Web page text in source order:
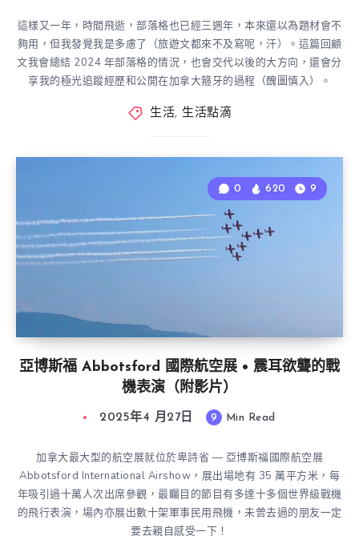
這樣又一年，時間飛逝，部落格也已經三週年，本來還以為題材會不
夠用，但我發覺我是多慮了（旅遊文都來不及寫呢，汗）。這篇回顧
文我會總結 2024 年部落格的情況，也會交代以後的大方向，還會分
享我的極光追蹤經歷和公開在加拿大箍牙的過程（醜圖慎入）。
生活,生活點滴
亞博斯福 Abbotsford 國際航空展 • 震耳欲聾的戰
機表演（附影片）
0 620 9
2025年4 月27日 9 Min Read
加拿大最大型的航空展就位於卑詩省 — 亞博斯福國際航空展
Abbotsford International Airshow，展出場地有 35 萬平方米，每
年吸引過十萬人次出席參觀，最矚目的節目有多達十多個世界級戰機
的飛行表演，場內亦展出數十架軍事民用飛機，未曾去過的朋友一定
要去親自感受一下！